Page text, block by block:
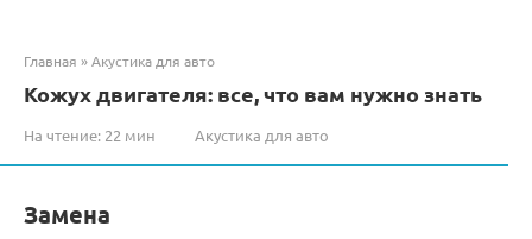
Главная »Акустика для авто
Кожух двигателя: все, что вам нужно знать
На чтение: 22 мин Акустика для авто
Замена